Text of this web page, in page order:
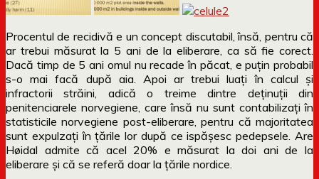
Procentul de recidivă e un concept discutabil, însă, pentru că
ar trebui măsurat la 5 ani de la eliberare, ca să fie corect.
Dacă timp de 5 ani omul nu recade în păcat, e puțin probabil
s-o mai facă după aia. Apoi ar trebui luați în calcul și
infractorii străini, adică o treime dintre deținuții din
penitenciarele norvegiene, care însă nu sunt contabilizați în
statisticile norvegiene post-eliberare, pentru că majoritatea
sunt expulzați în țările lor după ce ispășesc pedepsele. Are
Høidal admite că acel 20% e măsurat la doi ani de la
eliberare și că se referă doar la țările nordice.